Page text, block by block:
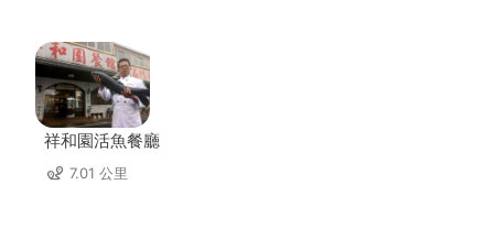
祥和園活魚餐廳
7.01 公里